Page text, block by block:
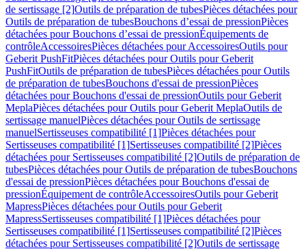
de sertissage [2]Outils de préparation de tubesPièces détachées pour
Outils de préparation de tubesBouchons d’essai de pressionPièces
détachées pour Bouchons d’essai de pressionÉquipements de
contrôleAccessoiresPièces détachées pour AccessoiresOutils pour
Geberit PushFitPièces détachées pour Outils pour Geberit
PushFitOutils de préparation de tubesPièces détachées pour Outils
de préparation de tubesBouchons d'essai de pressionPièces
détachées pour Bouchons d'essai de pressionOutils pour Geberit
MeplaPièces détachées pour Outils pour Geberit MeplaOutils de
sertissage manuelPièces détachées pour Outils de sertissage
manuelSertisseuses compatibilité [1]Pièces détachées pour
Sertisseuses compatibilité [1]Sertisseuses compatibilité [2]Pièces
détachées pour Sertisseuses compatibilité [2]Outils de préparation de
tubesPièces détachées pour Outils de préparation de tubesBouchons
d'essai de pressionPièces détachées pour Bouchons d'essai de
pressionÉquipement de contrôleAccessoiresOutils pour Geberit
MapressPièces détachées pour Outils pour Geberit
MapressSertisseuses compatibilité [1]Pièces détachées pour
Sertisseuses compatibilité [1]Sertisseuses compatibilité [2]Pièces
détachées pour Sertisseuses compatibilité [2]Outils de sertissage